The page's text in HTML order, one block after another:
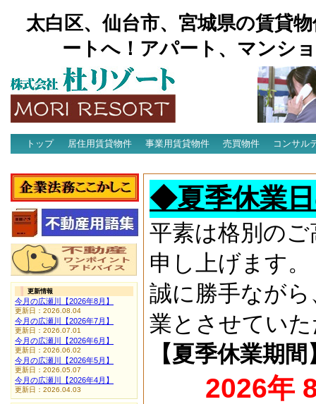
太白区、仙台市、宮城県の賃貸
ートへ！アパート、マンシ
トップ 居住用賃貸物件 事業用賃貸物件 売買物件
コンサル
◆夏季休業
平素は格別の
申し上げます。
誠に勝手なが
業とさせてい
【夏季休業期間
2026年
更新情報
今月の広瀬川【2026年8月】
更新日：2026.08.04
今月の広瀬川【2026年7月】
更新日：2026.07.01
今月の広瀬川【2026年6月】
更新日：2026.06.02
今月の広瀬川【2026年5月】
更新日：2026.05.07
今月の広瀬川【2026年4月】
更新日：2026.04.03